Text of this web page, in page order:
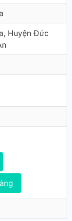
Huyện Đức